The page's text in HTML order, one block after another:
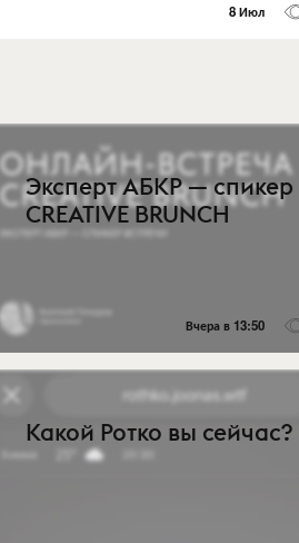
8 Июл
Эксперт АБКР — спикер
CREATIVE BRUNCH
Вчера в 13:50
Какой Ротко вы сейчас?